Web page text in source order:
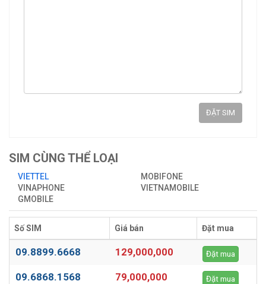
ĐẶT SIM
SIM CÙNG THỂ LOẠI
VIETTEL
MOBIFONE
VINAPHONE
VIETNAMOBILE
GMOBILE
Số SIM Giá bán Đặt mua
09.8899.6668 129,000,000 Đặt mua
09.6868.1568 79,000,000 Đặt mua